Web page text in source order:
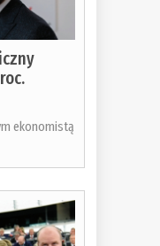
ekonomistą